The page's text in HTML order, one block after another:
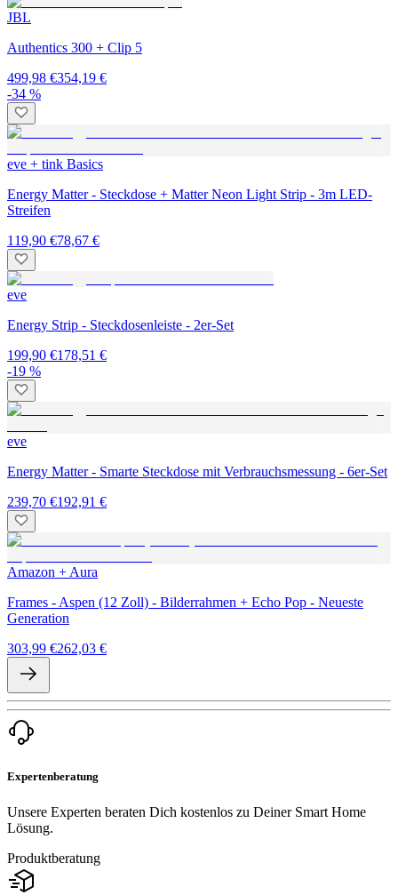
JBL
Authentics 300 + Clip 5
499,98 €354,19 €
-34 %
eve + tink Basics
Energy Matter - Steckdose + Matter Neon Light Strip - 3m LED-
Streifen
119,90 €78,67 €
eve
Energy Strip - Steckdosenleiste - 2er-Set
199,90 €178,51 €
-19 %
eve
Energy Matter - Smarte Steckdose mit Verbrauchsmessung - 6er-Set
239,70 €192,91 €
Amazon + Aura
Frames - Aspen (12 Zoll) - Bilderrahmen + Echo Pop - Neueste
Generation
303,99 €262,03 €
Expertenberatung
Unsere Experten beraten Dich kostenlos zu Deiner Smart Home
Lösung.
Produktberatung